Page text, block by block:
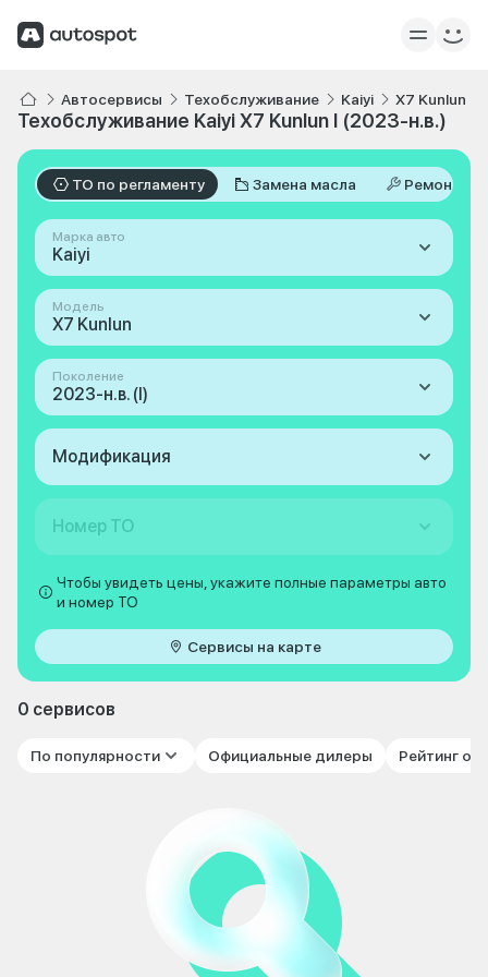
Автосервисы Техобслуживание Kaiyi X7 Kunlun
Техобслуживание Kaiyi X7 Kunlun I (2023-н.в.)
ТО по регламенту Замена масла Ремонт
Марка авто
Kaiyi
Модель
X7 Kunlun
Поколение
2023-н.в. (I)
Модификация
Номер ТО
Чтобы увидеть цены, укажите полные параметры авто
и номер ТО
Сервисы на карте
0 сервисов
По популярности Официальные дилеры Рейтинг